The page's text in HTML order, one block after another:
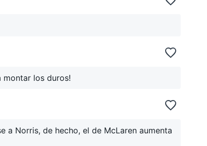
montar los duros!
a Norris, de hecho, el de McLaren aumenta